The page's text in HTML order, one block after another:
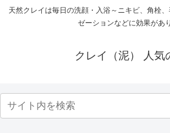
天然クレイは毎日の洗顔・入浴～ニキビ、角栓
ゼーションなどに効果があ
クレイ（泥） 人気